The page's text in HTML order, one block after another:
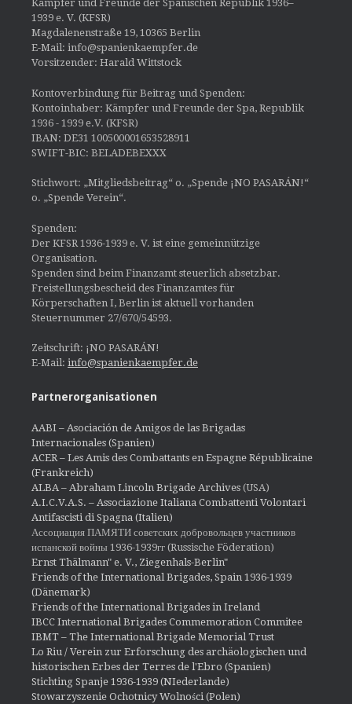
Kämpfer und Freunde der Spanischen Republik 1936–
1939 e. V. (KFSR)
Magdalenenstraße 19, 10365 Berlin
E-Mail: info@spanienkaempfer.de
Vorsitzender: Harald Wittstock
Kontoverbindung für Beitrag und Spenden:
Kontoinhaber: Kämpfer und Freunde der Spa, Republik
1936 - 1939 e.V. (KFSR)
IBAN: DE31 100500001653528911
SWIFT-BIC: BELADEBEXXX
Stichwort: „Mitgliedsbeitrag“ o. „Spende ¡NO PASARÁN!“
o. „Spende Verein“.
Spenden:
Der KFSR 1936-1939 e. V. ist eine gemeinnützige
Organisation.
Spenden sind beim Finanzamt steuerlich absetzbar.
Freistellungsbescheid des Finanzamtes für
Körperschaften I, Berlin ist aktuell vorhanden
Steuernummer 27/670/54593.
Zeitschrift: ¡NO PASARÁN!
E-Mail: info@spanienkaempfer.de
Partnerorganisationen
AABI – Asociación de Amigos de las Brigadas
Internacionales (Spanien)
ACER – Les Amis des Combattants en Espagne Républicaine
(Frankreich)
ALBA – Abraham Lincoln Brigade Archives (USA)
A.I.C.V.A.S. – Associazione Italiana Combattenti Volontari
Antifascisti di Spagna (Italien)
Ассоциация ПАМЯТИ советских добровольцев участников
испанской войны 1936-1939гг (Russische Föderation)
Ernst Thälmann" e. V., Ziegenhals-Berlin"
Friends of the International Brigades, Spain 1936-1939
(Dänemark)
Friends of the International Brigades in Ireland
IBCC International Brigades Commemoration Commitee
IBMT – The International Brigade Memorial Trust
Lo Riu / Verein zur Erforschung des archäologischen und
historischen Erbes der Terres de l'Ebro (Spanien)
Stichting Spanje 1936-1939 (NIederlande)
Stowarzyszenie Ochotnicy Wolności (Polen)